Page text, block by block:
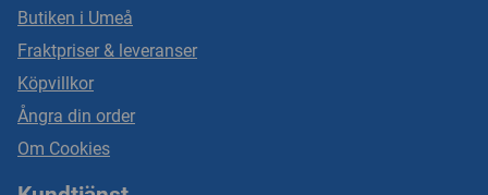
Butiken i Umeå
Fraktpriser & leveranser
Köpvillkor
Ångra din order
Om Cookies